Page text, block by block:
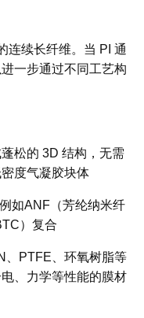
连续长纤维。当 PI 通
一步通过不同工艺构
松的 3D 结构，无需
度气凝胶块体
例如ANF（芳纶纳米纤
）复合
、PTFE、环氧树脂等
、力学等性能的膜材